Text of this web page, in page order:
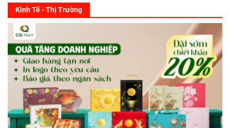
Kinh Tế - Thị Trường